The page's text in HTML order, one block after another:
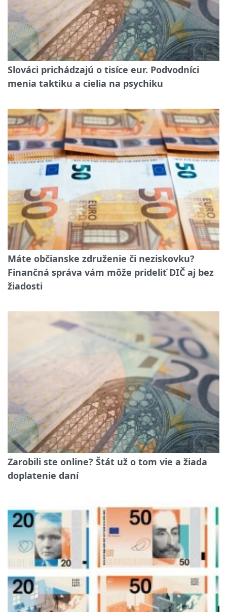
Slováci prichádzajú o tisíce eur. Podvodníci
menia taktiku a cielia na psychiku
Máte občianske združenie či neziskovku?
Finančná správa vám môže prideliť DIČ aj bez
žiadosti
Zarobili ste online? Štát už o tom vie a žiada
doplatenie daní